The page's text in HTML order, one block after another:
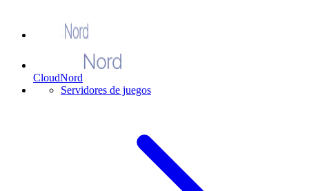
CloudNord
Servidores de juegos